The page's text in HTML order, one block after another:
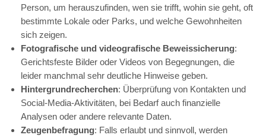
Person, um herauszufinden, wen sie trifft, wohin sie geht, oft
bestimmte Lokale oder Parks, und welche Gewohnheiten
sich zeigen.
Fotografische und videografische Beweissicherung:
Gerichtsfeste Bilder oder Videos von Begegnungen, die
leider manchmal sehr deutliche Hinweise geben.
Hintergrundrecherchen: Überprüfung von Kontakten und
Social-Media-Aktivitäten, bei Bedarf auch finanzielle
Analysen oder andere relevante Daten.
Zeugenbefragung: Falls erlaubt und sinnvoll, werden